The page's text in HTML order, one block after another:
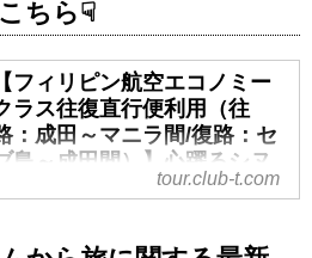
ちら☟
【フィリピン航空エコノミー
ラス往復直行便利用（往
：成田～マニラ間/復路：セ
島～成田間）】心躍るシヌ
ログ祭りと癒しのフィリピ
ーリズム
tour.club-t.com